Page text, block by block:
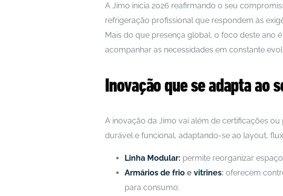
A Jimo inicia 2026 reafirmando o seu
refrigeração profissional que respondem às
Mais do que presença global, o foco deste ano
acompanhar as necessidades em constante
Inovação que se adapta ao
A inovação da Jimo vai além de certificações
durável e funcional, adaptando-se ao layout,
Linha Modular: permite reorganizar
Armários de frio e vitrines: oferecem
para consumo.